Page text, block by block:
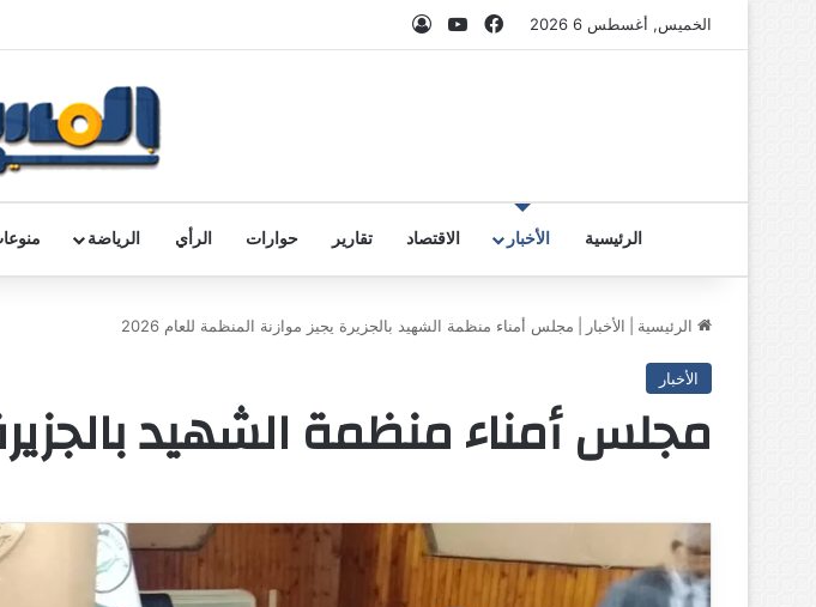
الخميس, أغسطس 6 2026 فيسبوك‫YouTube
الرئيسية الأخبار الاقتصاد تقارير حوارات الرأي الرياضة
الرئيسية الأخبار مجلس أمناء منظمة الشهيد بالجزيرة يجيز موازنة المنظمة للعام 2026
الأخبار
مجلس أمناء منظمة الشهيد بالجزيرة